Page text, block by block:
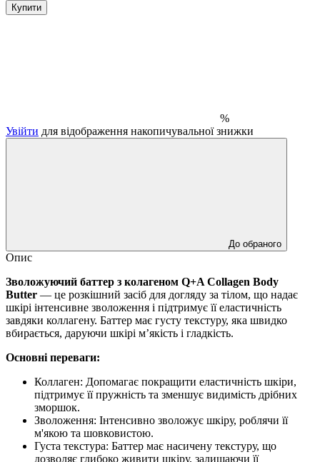
Купити
%
Увійти для відображення накопичувальної знижки
До обраного
Опис
Зволожуючий баттер з колагеном Q+A Collagen Body
Butter — це розкішний засіб для догляду за тілом, що надає
шкірі інтенсивне зволоження і підтримує її еластичність
завдяки коллагену. Баттер має густу текстуру, яка швидко
вбирається, даруючи шкірі м’якість і гладкість.
Основні переваги:
Коллаген: Допомагає покращити еластичність шкіри,
підтримує її пружність та зменшує видимість дрібних
зморшок.
Зволоження: Інтенсивно зволожує шкіру, роблячи її
м'якою та шовковистою.
Густа текстура: Баттер має насичену текстуру, що
дозволяє глибоко живити шкіру, залишаючи її